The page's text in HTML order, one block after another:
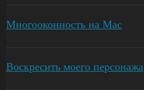
Многооконность на Mac
Воскресить моего персонажа